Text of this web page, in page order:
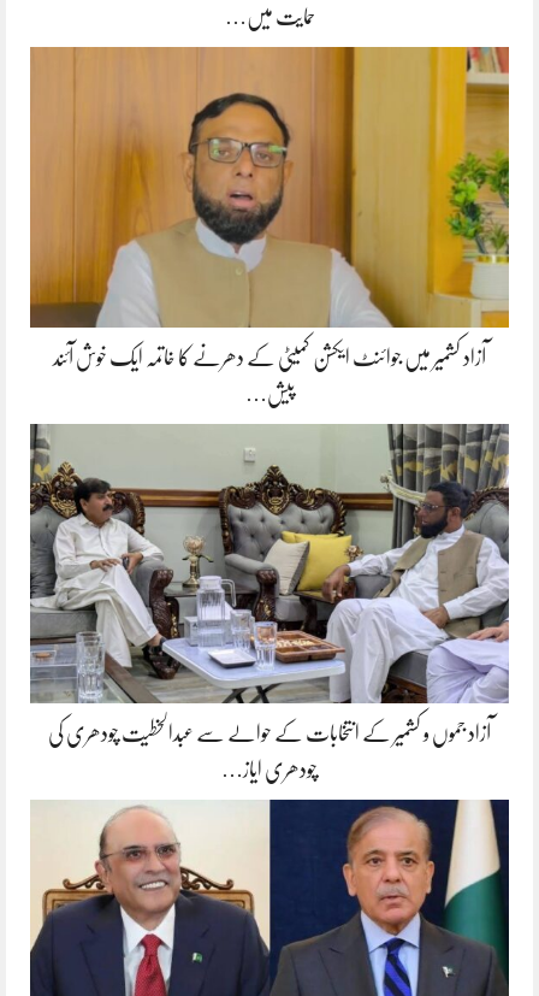
حمایت میں…
آزاد کشمیر میں جوائنٹ ایکشن کمیٹی کے دھرنے کا خاتمہ ایک خوش آئند
پیش…
آزاد جموں و کشمیر کے انتخابات کے حوالے سے عبدالخطیت چودھری کی
چودھری ایاز…